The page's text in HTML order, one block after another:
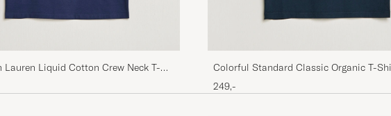
Lauren Liquid Cotton Crew Neck T-
Colorful Standard Classic Organic T-
Blue
249,-